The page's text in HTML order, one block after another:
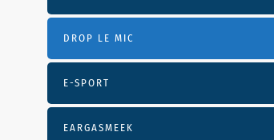
DROP LE MIC
E-SPORT
EARGASMEEK